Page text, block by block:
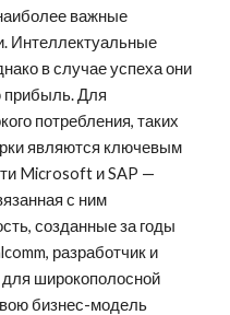
важные
Интеллектуальные
в случае успеха они
прибыль. Для
потребления, таких
являются ключевым
Microsoft и SAP —
с ним
созданные за годы
разработчик и
широкополосной
бизнес-модель